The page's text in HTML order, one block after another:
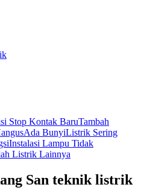
Stop Kontak BaruTambah
Ada BunyiListrik Sering
Instalasi Lampu Tidak
Listrik Lainnya
San teknik listrik